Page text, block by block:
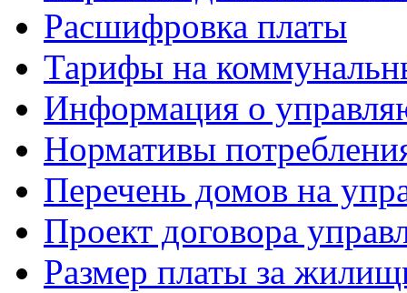
Расшифровка платы
Тарифы на
Информация о
Нормативы
Перечень домов на
Проект договора
Размер платы за